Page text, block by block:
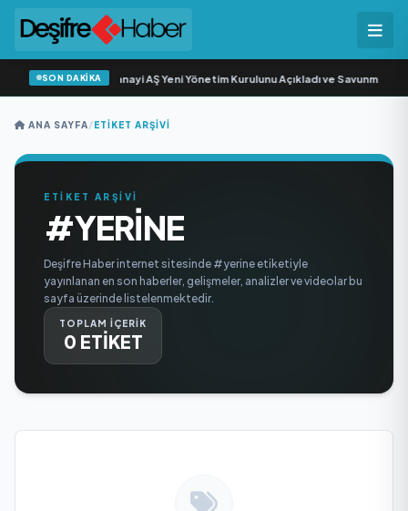
SON DAKİKA
Açıkgöz Savunma Sanayi AŞ Yeni Yönetim Kurulunu Açıkladı ve Savunma
ANA SAYFA/ETIKET ARŞIVI
ETİKET ARŞİVİ
#YERINE
Deşifre Haber internet sitesinde #yerine etiketiyle
yayınlanan en son haberler, gelişmeler, analizler ve videolar bu
sayfa üzerinde listelenmektedir.
TOPLAM İÇERİK
0 ETİKET